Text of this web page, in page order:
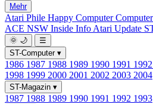
Mehr
Atari Phile Happy Computer
ACE NSW Inside Info Atari Update
🌞 🌙
☰
ST-Computer ▾
1986 1987 1988 1989 1990 1991 1992
1998 1999 2000 2001 2002 2003 2004
ST-Magazin ▾
1987 1988 1989 1990 1991 1992 1993